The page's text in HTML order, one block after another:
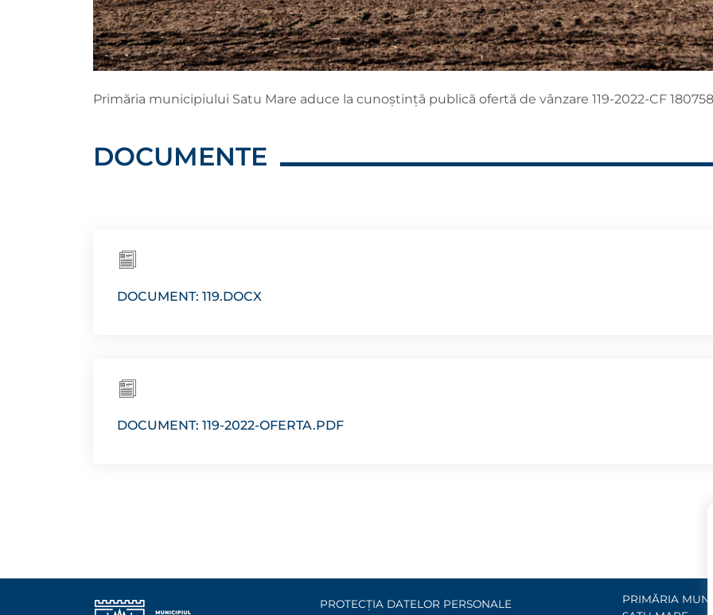
Primăria municipiului Satu Mare aduce la cunoștință publică ofertă de vânzare 119-2022-CF 180758
DOCUMENTE
DOCUMENT: 119.DOCX
DOCUMENT: 119-2022-OFERTA.PDF
PROTECȚIA DATELOR PERSONALE
PRIMĂRIA